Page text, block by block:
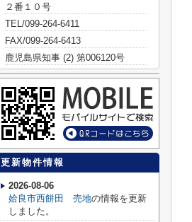
２番１０号
TEL/099-264-6411
FAX/099-264-6413
鹿児島県知事 (2) 第006120号
更新物件情報
2026-08-06
姶良市西餅田 売地の情報を更新
しました。